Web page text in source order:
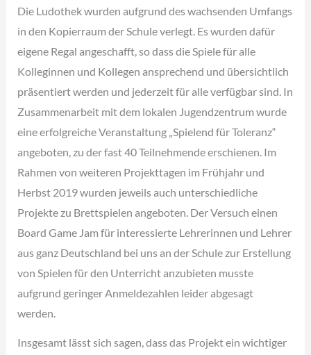
Die Ludothek wurden aufgrund des wachsenden Umfangs
in den Kopierraum der Schule verlegt. Es wurden dafür
eigene Regal angeschafft, so dass die Spiele für alle
Kolleginnen und Kollegen ansprechend und übersichtlich
präsentiert werden und jederzeit für alle verfügbar sind. In
Zusammenarbeit mit dem lokalen Jugendzentrum wurde
eine erfolgreiche Veranstaltung „Spielend für Toleranz“
angeboten, zu der fast 40 Teilnehmende erschienen. Im
Rahmen von weiteren Projekttagen im Frühjahr und
Herbst 2019 wurden jeweils auch unterschiedliche
Projekte zu Brettspielen angeboten. Der Versuch einen
Board Game Jam für interessierte Lehrerinnen und Lehrer
aus ganz Deutschland bei uns an der Schule zur Erstellung
von Spielen für den Unterricht anzubieten musste
aufgrund geringer Anmeldezahlen leider abgesagt
werden.
Insgesamt lässt sich sagen, dass das Projekt ein wichtiger